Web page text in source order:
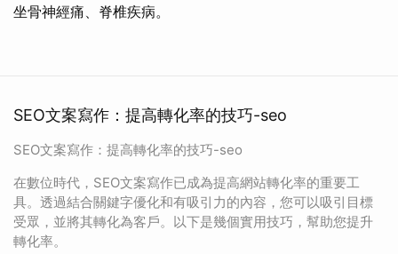
坐骨神經痛、脊椎疾病。
SEO文案寫作：提高轉化率的技巧-seo
SEO文案寫作：提高轉化率的技巧-seo
在數位時代，SEO文案寫作已成為提高網站轉化率的重要工
具。透過結合關鍵字優化和有吸引力的內容，您可以吸引目標
受眾，並將其轉化為客戶。以下是幾個實用技巧，幫助您提升
轉化率。